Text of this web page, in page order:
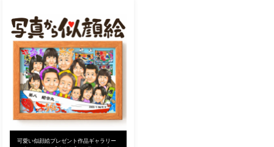
可愛い似顔絵プレゼント作品ギャラリー